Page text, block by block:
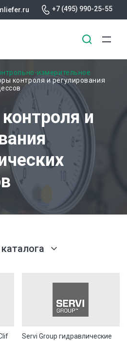
+7 (495) 990-25-55
измерительное
контроля и регулирования
и
Servi Group гидравлические